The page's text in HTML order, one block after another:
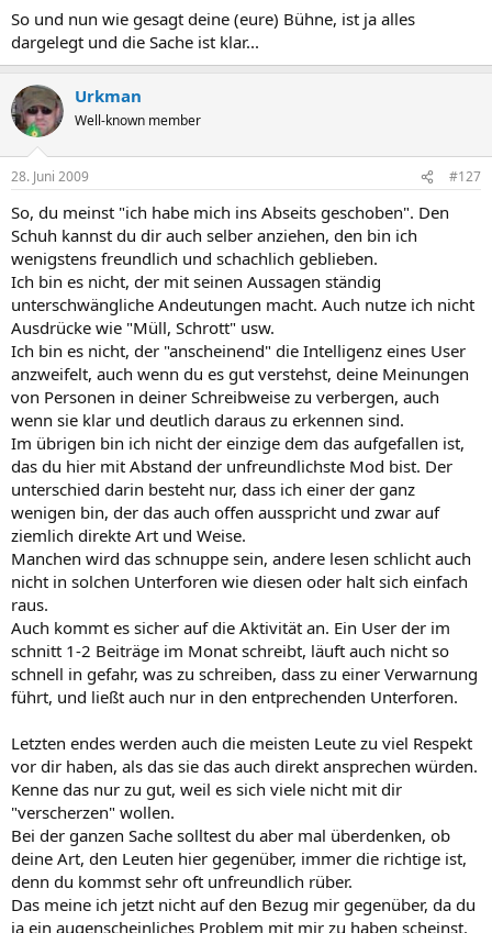
So und nun wie gesagt deine (eure) Bühne, ist ja alles
dargelegt und die Sache ist klar...
Urkman
Well-known member
28. Juni 2009 #127
So, du meinst "ich habe mich ins Abseits geschoben". Den
Schuh kannst du dir auch selber anziehen, den bin ich
wenigstens freundlich und schachlich geblieben.
Ich bin es nicht, der mit seinen Aussagen ständig
unterschwängliche Andeutungen macht. Auch nutze ich nicht
Ausdrücke wie "Müll, Schrott" usw.
Ich bin es nicht, der "anscheinend" die Intelligenz eines User
anzweifelt, auch wenn du es gut verstehst, deine Meinungen
von Personen in deiner Schreibweise zu verbergen, auch
wenn sie klar und deutlich daraus zu erkennen sind.
Im übrigen bin ich nicht der einzige dem das aufgefallen ist,
das du hier mit Abstand der unfreundlichste Mod bist. Der
unterschied darin besteht nur, dass ich einer der ganz
wenigen bin, der das auch offen ausspricht und zwar auf
ziemlich direkte Art und Weise.
Manchen wird das schnuppe sein, andere lesen schlicht auch
nicht in solchen Unterforen wie diesen oder halt sich einfach
raus.
Auch kommt es sicher auf die Aktivität an. Ein User der im
schnitt 1-2 Beiträge im Monat schreibt, läuft auch nicht so
schnell in gefahr, was zu schreiben, dass zu einer Verwarnung
führt, und ließt auch nur in den entprechenden Unterforen.
Letzten endes werden auch die meisten Leute zu viel Respekt
vor dir haben, als das sie das auch direkt ansprechen würden.
Kenne das nur zu gut, weil es sich viele nicht mit dir
"verscherzen" wollen.
Bei der ganzen Sache solltest du aber mal überdenken, ob
deine Art, den Leuten hier gegenüber, immer die richtige ist,
denn du kommst sehr oft unfreundlich rüber.
Das meine ich jetzt nicht auf den Bezug mir gegenüber, da du
ja ein augenscheinliches Problem mit mir zu haben scheinst.